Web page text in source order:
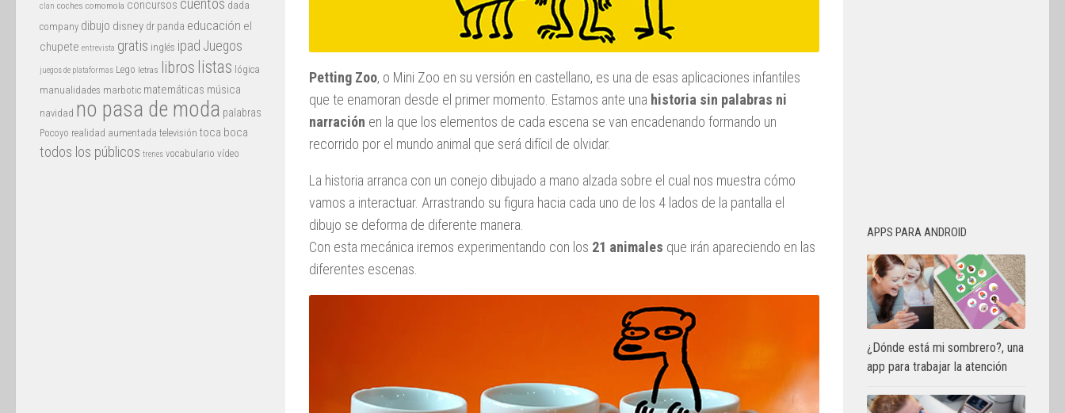
Petting Zoo, o Mini Zoo en su versión en castellano, es una de esas aplicaciones infantiles
que te enamoran desde el primer momento. Estamos ante una historia sin palabras ni
narración en la que los elementos de cada escena se van encadenando formando un
recorrido por el mundo animal que será difícil de olvidar.
La historia arranca con un conejo dibujado a mano alzada sobre el cual nos muestra cómo
vamos a interactuar. Arrastrando su figura hacia cada uno de los 4 lados de la pantalla el
dibujo se deforma de diferente manera.
Con esta mecánica iremos experimentando con los 21 animales que irán apareciendo en las
diferentes escenas.
clan coches comomola concursos cuentos dada
company dibujo disney dr panda educación el
chupete entrevista gratis inglés ipad Juegos
juegos de plataformas Lego letras libros listas lógica
manualidades marbotic matemáticas música
navidad no pasa de moda palabras
Pocoyo realidad aumentada televisión toca boca
todos los públicos trenes vocabulario vídeo
APPS PARA ANDROID
¿Dónde está mi sombrero?, una
app para trabajar la atención